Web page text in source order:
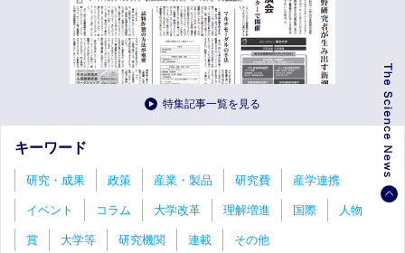
特集記事一覧を見る
キーワード
研究・成果 政策 産業・製品 研究費 産学連携
イベント コラム 大学改革 理解増進 国際 人物
賞 大学等 研究機関 連載 その他